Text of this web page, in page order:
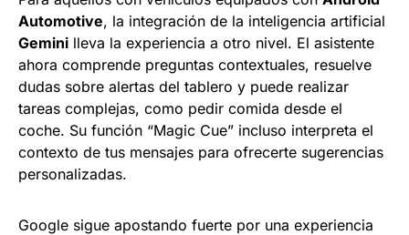
Automotive, la integración de la inteligencia artificial
Gemini lleva la experiencia a otro nivel. El asistente
ahora comprende preguntas contextuales, resuelve
dudas sobre alertas del tablero y puede realizar
tareas complejas, como pedir comida desde el
coche. Su función “Magic Cue” incluso interpreta el
contexto de tus mensajes para ofrecerte sugerencias
personalizadas.
Google sigue apostando fuerte por una experiencia